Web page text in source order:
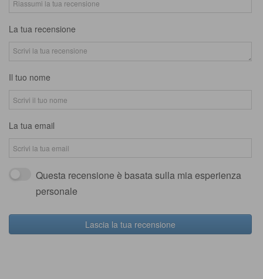
La tua recensione
Il tuo nome
La tua email
Questa recensione è basata sulla mia esperienza
personale
Lascia la tua recensione